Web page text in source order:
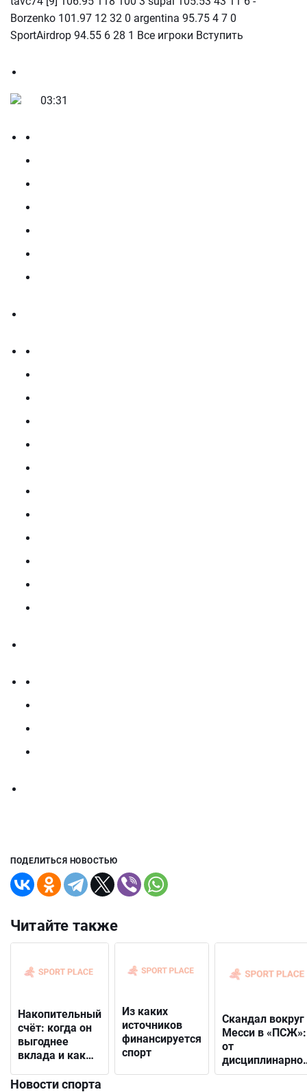
Borzenko 101.97 12 32 0 argentina 95.75 4 7 0
SportAirdrop 94.55 6 28 1 Все игроки Вступить
03:31
ПОДЕЛИТЬСЯ НОВОСТЬЮ
Читайте также
Накопительный
счёт: когда он
выгоднее
вклада и как
подходящий
Из каких
источников
финансируется
спорт
Скандал вокруг
Месси в «ПСЖ»:
от
решения до
Новости спорта